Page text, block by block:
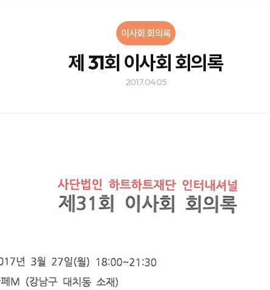
이사회 회의록
제 31회 이사회 회의록
2017.04.05